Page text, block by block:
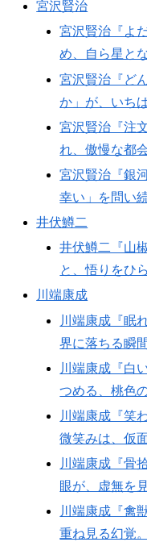
宮沢賢治
宮沢賢治『よ
め、自ら星と
宮沢賢治『ど
か」が、いち
宮沢賢治『注
れ、傲慢な都
宮沢賢治『銀
幸い」を問い
井伏鱒二
井伏鱒二『山
と、悟りをひ
川端康成
川端康成『眠
界に落ちる瞬間
川端康成『白
つめる、桃色の
川端康成『笑
微笑みは、仮
川端康成『骨
眼が、虚無を
川端康成『禽
重ね見る幻覚。